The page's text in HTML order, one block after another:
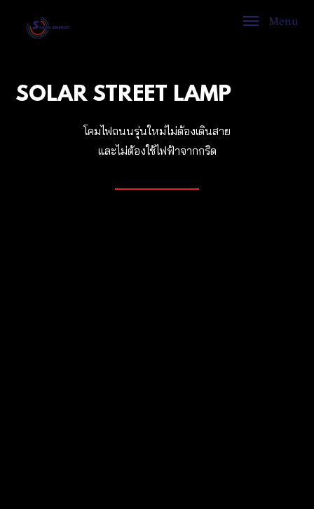
Menu
SOLAR STREET LAMP
โคมไฟถนนรุ่นใหม่ไม่ต้องเดินสาย
และไม่ต้องใช้ไฟฟ้าจากกริด